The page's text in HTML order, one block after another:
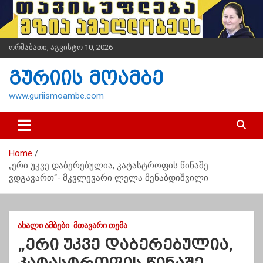
i
t
n
ორშაბათი, აგვისტო 10, 2026
გურიის მოამბე
www.guriismoambe.com
Home
„ერი უკვე დაბერებულია, კატასტროფის წინაშე
ვდგავართ“- მკვლევარი ლელა მენაბდიშვილი
ᲐᲮᲐᲚᲘ ᲐᲛᲑᲔᲑᲘ ᲛᲗᲐᲕᲐᲠᲘ ᲗᲔᲛᲐ
„ერი უკვე დაბერებულია,